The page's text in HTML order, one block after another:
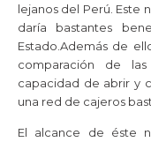
lejanos del Perú. Este
daría bastantes
Estado.Además de
comparación de
capacidad de abrir y
una red de cajeros
El alcance de éste